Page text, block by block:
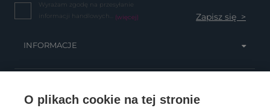
O plikach cookie na tej stronie
Wyrażam zgodę na przesyłanie
informacji handlowych... (więcej)
INFORMACJE
OBSŁUGA KLIENTA